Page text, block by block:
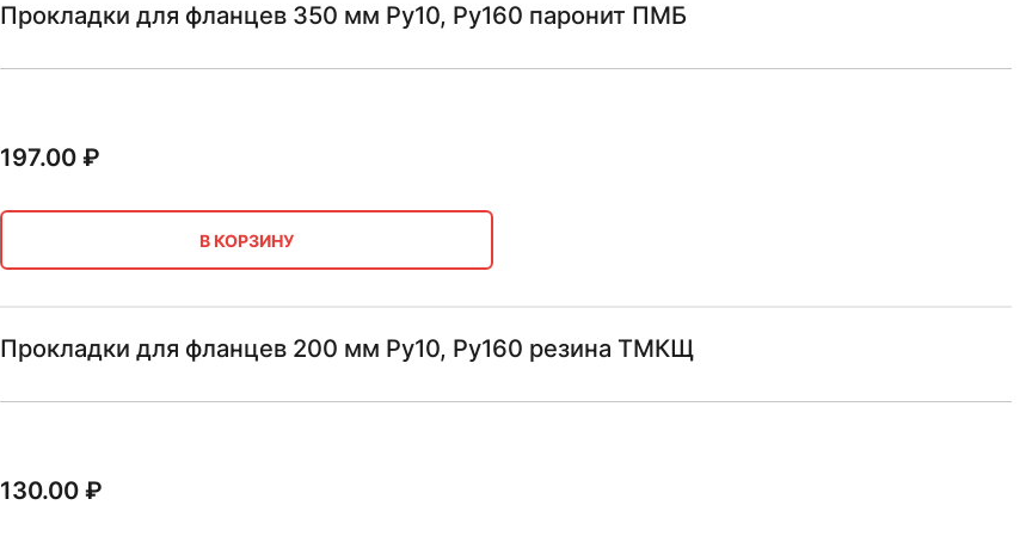
Прокладки для фланцев 350 мм Ру10, Ру160 паронит ПМБ
197.00₽
В КОРЗИНУ
Прокладки для фланцев 200 мм Ру10, Ру160 резина ТМКЩ
130.00₽